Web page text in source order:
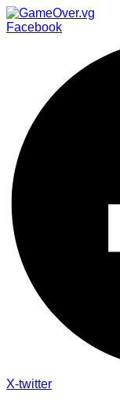
Facebook
X-twitter